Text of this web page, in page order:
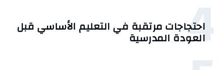
4
احتجاجات مرتقبة في التعليم الأساسي قبل
العودة المدرسية